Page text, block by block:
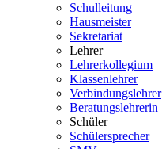
Schulleitung
Hausmeister
Sekretariat
Lehrer
Lehrerkollegium
Klassenlehrer
Verbindungslehrer
Beratungslehrerin
Schüler
Schülersprecher